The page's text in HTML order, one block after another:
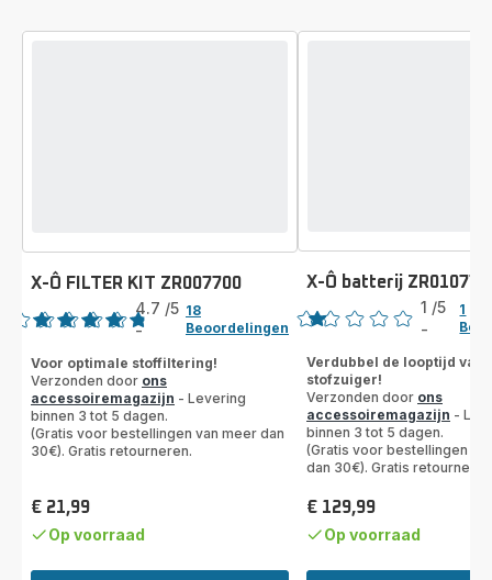
X-Ô FILTER KIT ZR007700
Beoordeling
4.7 /5
-
18
Beoordelingen
Voor optimale stoffiltering!
Verzonden door ons
accessoiremagazijn - Levering
binnen 3 tot 5 dagen.
(Gratis voor bestellingen van meer dan
30€). Gratis retourneren.
Prijs
€ 21,99
Op voorraad
X-Ô batterij ZR010770
Beoordeling
met
1
ster
(gemiddeld)
1 /5
-
1
Verdubbel de looptijd van
stofzuiger!
Verzonden door ons
accessoiremagazijn -
binnen 3 tot 5 dagen.
(Gratis voor bestellingen
dan 30€). Gratis
Prijs
€ 129,99
Op voorraad